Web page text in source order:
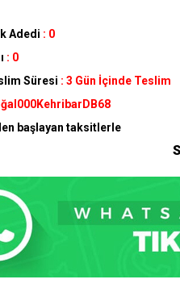
Adedi : 0
: 0
Süresi : 3 Gün İçinde Teslim
başlayan taksitlerle